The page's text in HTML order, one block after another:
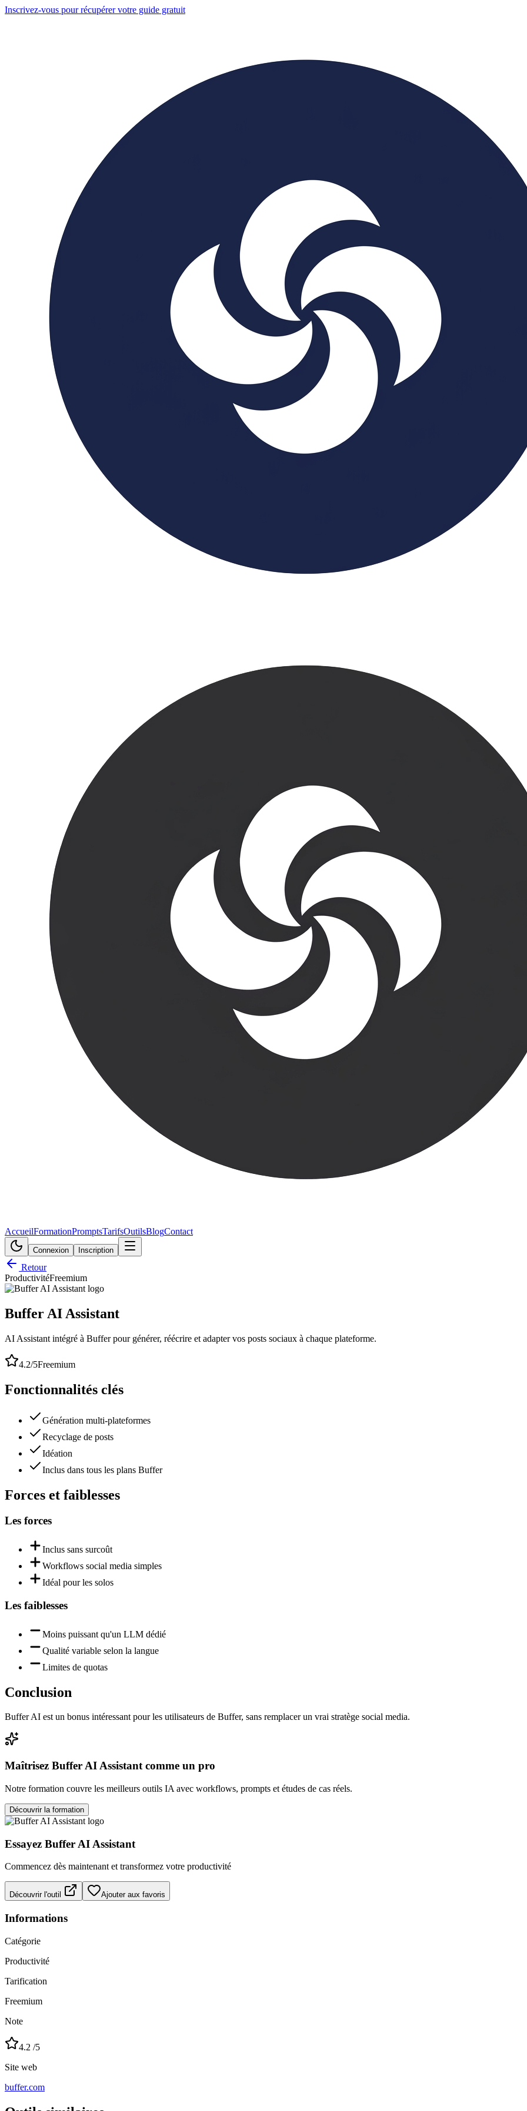
Inscrivez-vous pour récupérer votre guide gratuit
AccueilFormationPromptsTarifsOutilsBlogContact
Connexion Inscription
Retour
ProductivitéFreemium
Buffer AI Assistant
AI Assistant intégré à Buffer pour générer, réécrire et adapter vos posts sociaux à chaque plateforme.
4.2/5Freemium
Fonctionnalités clés
Génération multi-plateformes
Recyclage de posts
Idéation
Inclus dans tous les plans Buffer
Forces et faiblesses
Les forces
Inclus sans surcoût
Workflows social media simples
Idéal pour les solos
Les faiblesses
Moins puissant qu'un LLM dédié
Qualité variable selon la langue
Limites de quotas
Conclusion
Buffer AI est un bonus intéressant pour les utilisateurs de Buffer, sans remplacer un vrai stratège social media.
Maîtrisez Buffer AI Assistant comme un pro
Notre formation couvre les meilleurs outils IA avec workflows, prompts et études de cas réels.
Découvrir la formation
Essayez Buffer AI Assistant
Commencez dès maintenant et transformez votre productivité
Découvrir l'outil Ajouter aux favoris
Informations
Catégorie
Productivité
Tarification
Freemium
Note
4.2 /5
Site web
buffer.com